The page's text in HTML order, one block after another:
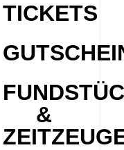
TICKETS
&